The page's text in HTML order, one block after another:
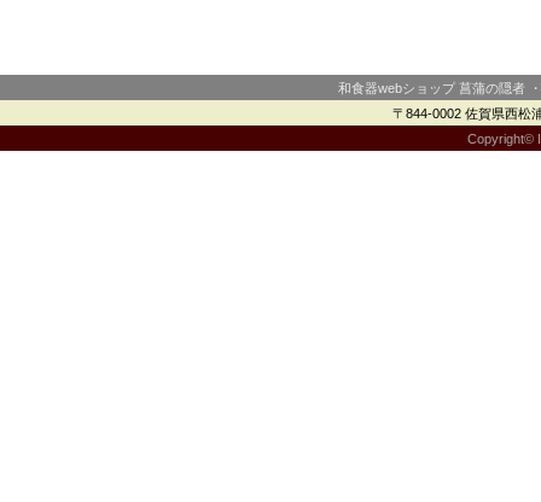
和食器webショップ 菖蒲の隠者
〒844-0002 佐賀県西松
Copyright©